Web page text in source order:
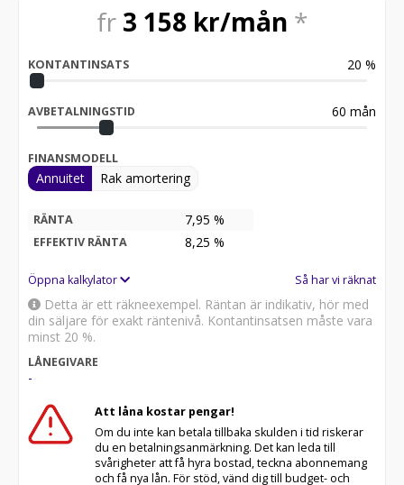
fr 3 158 kr/mån *
KONTANTINSATS 20 %
AVBETALNINGSTID 60 mån
FINANSMODELL
Annuitet Rak amortering
RÄNTA 7,95 %
EFFEKTIV RÄNTA 8,25 %
Öppna kalkylator Så har vi räknat
Detta är ett räkneexempel. Räntan är indikativ, hör med
din säljare för exakt räntenivå. Kontantinsatsen måste vara
minst 20 %.
LÅNEGIVARE
-
Att låna kostar pengar!
Om du inte kan betala tillbaka skulden i tid riskerar
du en betalningsanmärkning. Det kan leda till
svårigheter att få hyra bostad, teckna abonnemang
och få nya lån. För stöd, vänd dig till budget- och